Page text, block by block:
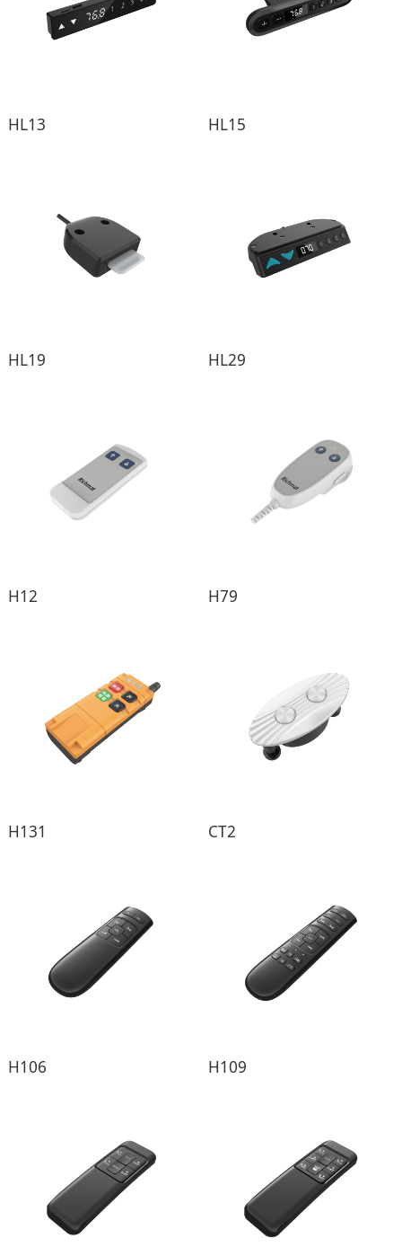
HL13 HL15
HL19 HL29
H12 H79
H131 CT2
H106 H109